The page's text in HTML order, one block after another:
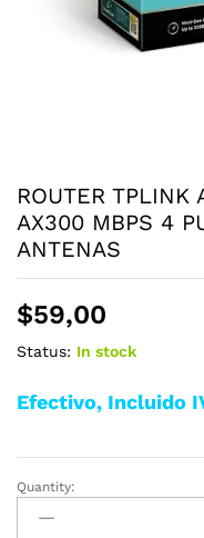
ROUTER TPLINK
AX300 MBPS 4
ANTENAS
$59,00
Status: In stock
Efectivo, Incluido
ROUTER
TPLINK
Quantity: